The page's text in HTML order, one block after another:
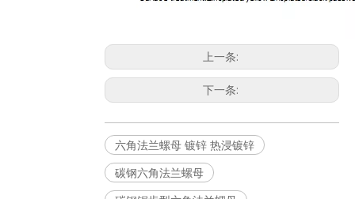
上一条:
下一条:
六角法兰螺母 镀锌 热浸镀锌
碳钢六角法兰螺母